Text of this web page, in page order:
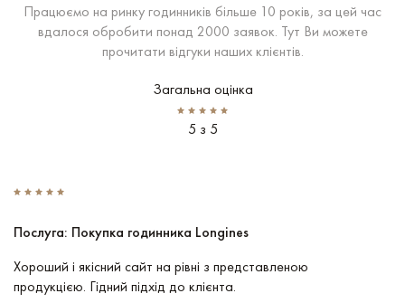
Працюємо на ринку годинників більше 10 років, за цей час
вдалося обробити понад 2000 заявок. Тут Ви можете
прочитати відгуки наших клієнтів.
Загальна оцінка
5 з 5
Послуга: Покупка годинника Longines
Хороший і якісний сайт на рівні з представленою
продукцією. Гідний підхід до клієнта.